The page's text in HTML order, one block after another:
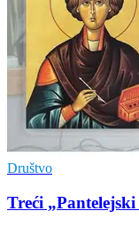
Društvo
Treći